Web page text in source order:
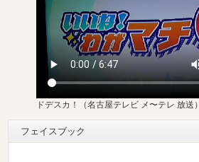
ドデスカ！（名古屋テレビ メ〜テレ 放送）
フェイスブック